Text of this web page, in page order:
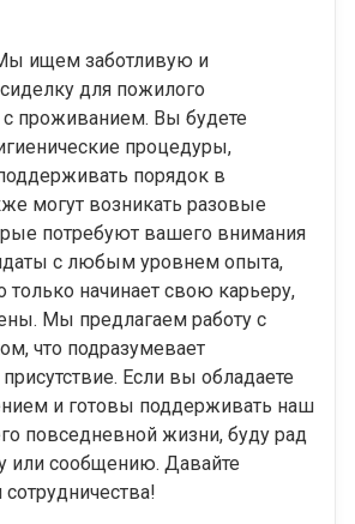
ищем заботливую и
для пожилого
с проживанием. Вы будете
процедуры,
порядок в
могут возникать разовые
потребуют вашего внимания
с любым уровнем опыта,
только начинает свою карьеру,
Мы предлагаем работу с
что подразумевает
Если вы обладаете
и готовы поддерживать наш
повседневной жизни, буду рад
или сообщению. Давайте